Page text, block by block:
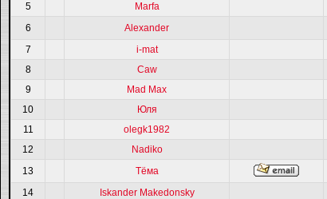
5
Marfa
6
Alexander
7
i-mat
8
Caw
9
Mad Max
10
Юля
11
olegk1982
12
Nadiko
13
Тёма
14
Iskander Makedonsky